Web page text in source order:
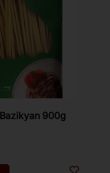
Nudeln Arischta Bazikyan 900g